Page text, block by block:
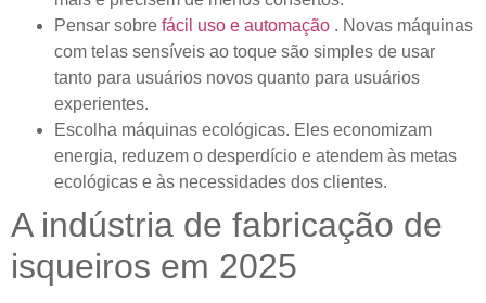
Pensar sobre fácil uso e automação . Novas máquinas
com telas sensíveis ao toque são simples de usar
tanto para usuários novos quanto para usuários
experientes.
Escolha máquinas ecológicas. Eles economizam
energia, reduzem o desperdício e atendem às metas
ecológicas e às necessidades dos clientes.
A indústria de fabricação de
isqueiros em 2025